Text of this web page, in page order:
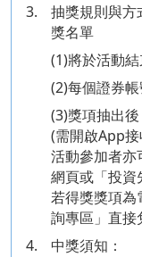
3.
抽獎規則與方
獎名單
(1)將於活動
(2)每個證券
(3)獎項抽出
(需開啟App
活動參加者
網頁或「投資
若得獎獎項為
詢專區」直接
4.
中獎須知：